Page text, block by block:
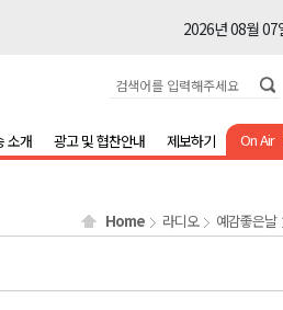
2026년 08월 07
2026년 08월 07
2026년 08월 07
2026년 08월 07
On Air
소개 광고 및 협찬안내 제보하기
Home 라디오 예감좋은날